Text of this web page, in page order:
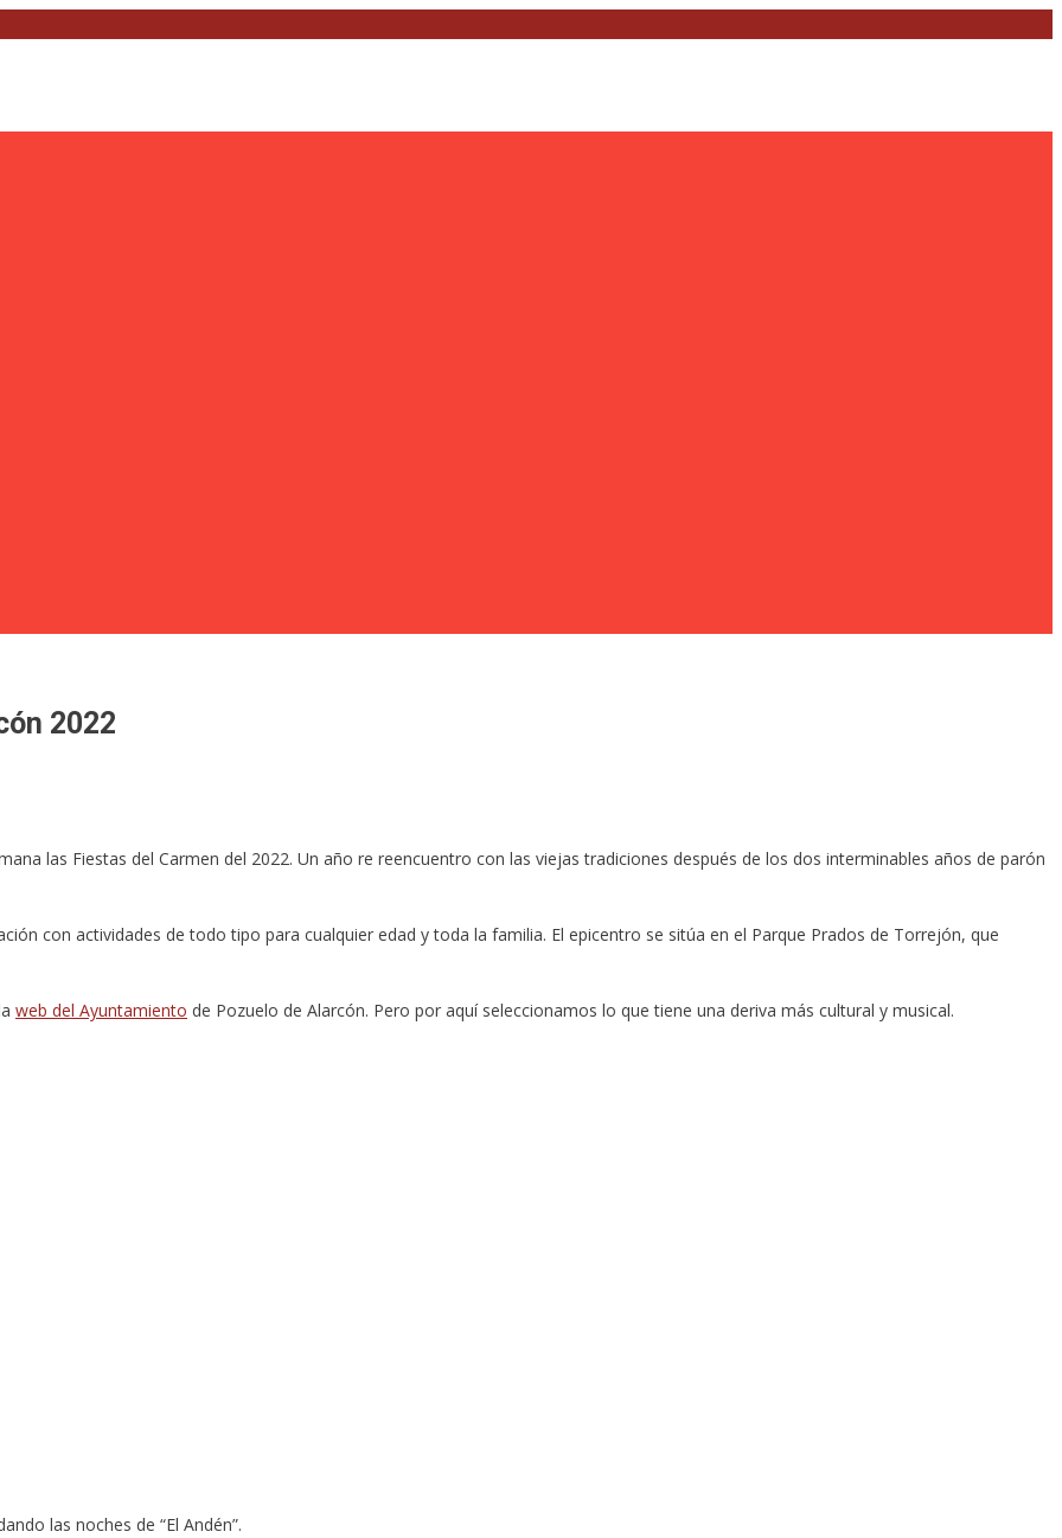
2022
las Fiestas del Carmen del 2022. Un año re reencuentro con las viejas tradiciones después de los dos interminables años de parón
con actividades de todo tipo para cualquier edad y toda la familia. El epicentro se sitúa en el Parque Prados de Torrejón, que
web del Ayuntamiento de Pozuelo de Alarcón. Pero por aquí seleccionamos lo que tiene una deriva más cultural y musical.
las noches de “El Andén”.